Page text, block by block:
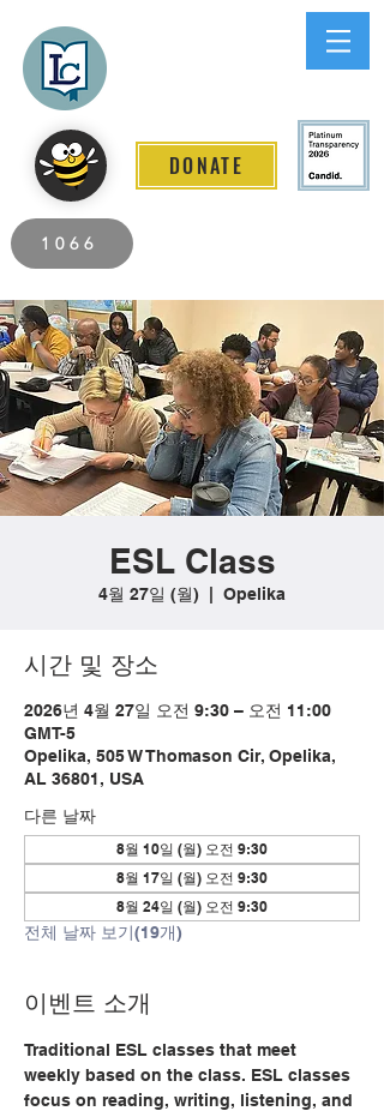
DONATE
1066
ESL Class
4월 27일 (월) Opelika
시간 및 장소
2026년 4월 27일 오전 9:30 – 오전 11:00
GMT-5
Opelika, 505 W Thomason Cir, Opelika,
AL 36801, USA
다른 날짜
8월 10일 (월) 오전 9:30
8월 17일 (월) 오전 9:30
8월 24일 (월) 오전 9:30
전체 날짜 보기(19개)
이벤트 소개
Traditional ESL classes that meet
weekly based on the class. ESL classes
focus on reading, writing, listening, and